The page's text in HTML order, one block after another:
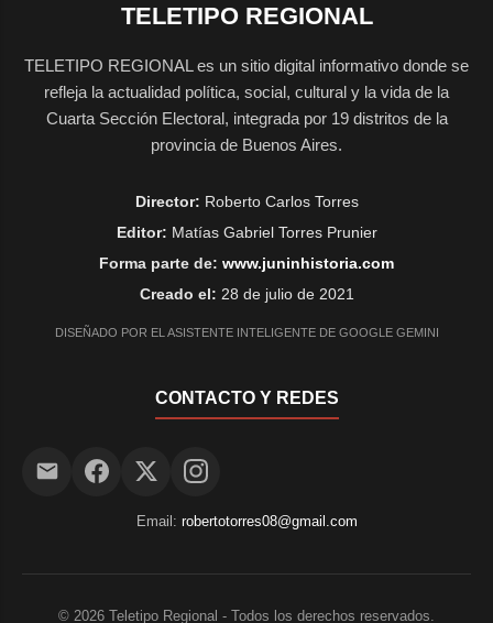
TELETIPO REGIONAL
TELETIPO REGIONAL es un sitio digital informativo donde se
refleja la actualidad política, social, cultural y la vida de la
Cuarta Sección Electoral, integrada por 19 distritos de la
provincia de Buenos Aires.
Director: Roberto Carlos Torres
Editor: Matías Gabriel Torres Prunier
Forma parte de: www.juninhistoria.com
Creado el: 28 de julio de 2021
DISEÑADO POR EL ASISTENTE INTELIGENTE DE GOOGLE GEMINI
CONTACTO Y REDES
Email: robertotorres08@gmail.com
© 2026 Teletipo Regional - Todos los derechos reservados.